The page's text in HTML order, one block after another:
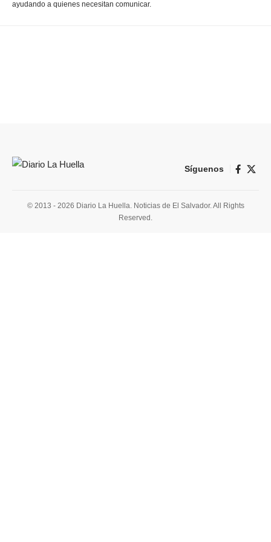
ayudando a quienes necesitan comunicar.
Síguenos
© 2013 - 2026 Diario La Huella. Noticias de El Salvador. All Rights
Reserved.